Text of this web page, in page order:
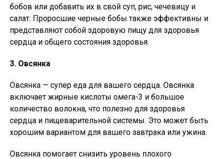
бобов или добавить их в свой суп, рис, чечевицу и
салат. Проросшие черные бобы также эффективны и
представляют собой здоровую пищу для здоровья
сердца и общего состояния здоровья.
3. Овсянка
Овсянка — супер еда для вашего сердца. Овсянка
включает жирные кислоты омега-3 и большое
количество волокна, что полезно для здоровья
сердца и пищеварительной системы. Это может быть
хорошим вариантом для вашего завтрака или ужина.
Овсянка помогает снизить уровень плохого